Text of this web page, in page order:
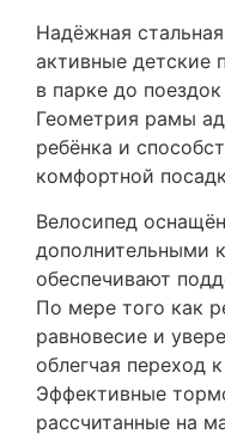
Надёжная
активные детские
в парке до
Геометрия рамы
ребёнка и
комфортной
Велосипед
дополнительными
обеспечивают
По мере того как
равновесие и
облегчая переход
Эффективные
рассчитанные на